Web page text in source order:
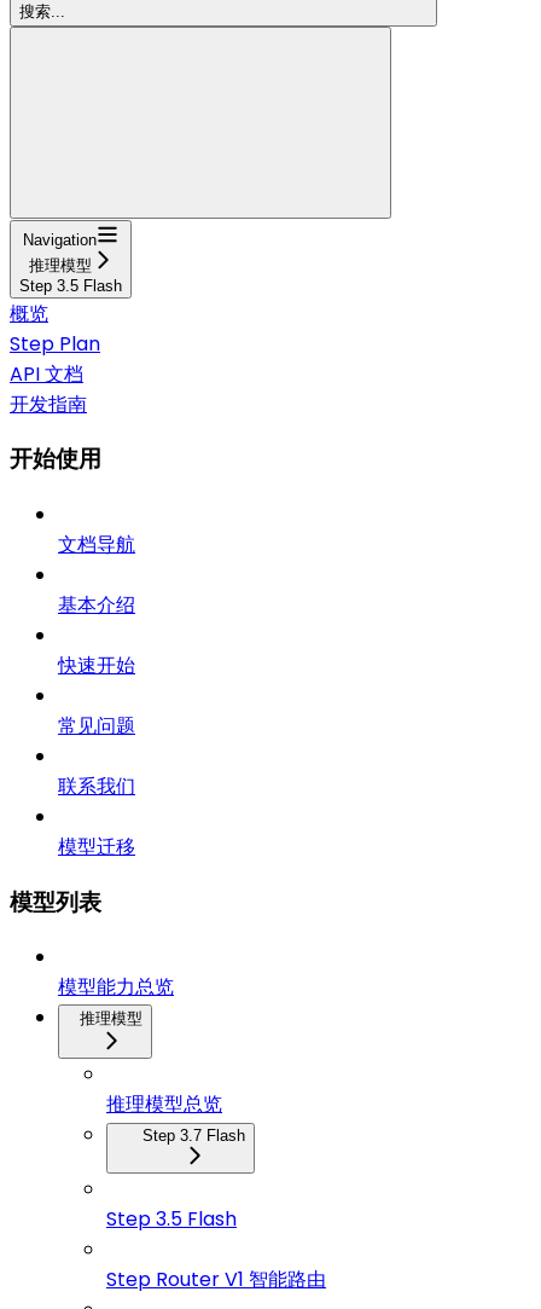
搜索...
Navigation
推理模型
Step 3.5 Flash
概览
Step Plan
API 文档
开发指南
开始使用
文档导航
基本介绍
快速开始
常见问题
联系我们
模型迁移
模型列表
模型能力总览
推理模型
推理模型总览
Step 3.7 Flash
Step 3.5 Flash
Step Router V1 智能路由